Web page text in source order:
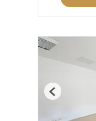
Previous